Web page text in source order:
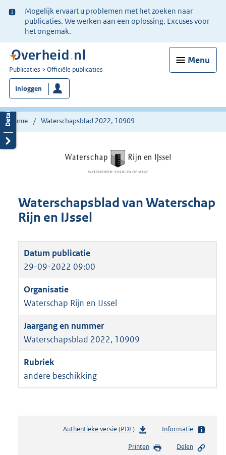
Ter
informatie:
Mogelijk ervaart u problemen met het zoeken naar
publicaties. We werken aan een oplossing. Excuses voor
het ongemak.
Menu
U
bent
nu
hier:
Publicaties Officiële publicaties
Inloggen
Home Waterschapsblad 2022, 10909
Waterschapsblad van Waterschap
Rijn en IJssel
29-09-2022 09:00
Waterschap Rijn en IJssel
Waterschapsblad 2022, 10909
andere beschikking
Authentieke versie (PDF)b
s
Informatie
Printen Delen